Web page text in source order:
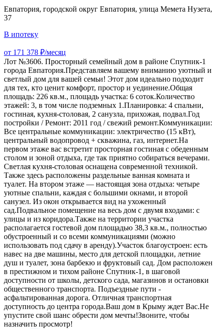
Евпатория, городской округ Евпатория, улица Мемета Нузета,
37
В ипотеку
от 171 378 ₽/месяц
Лот №3606. Просторный семейный дом в районе Спутник-1
города Евпатория.Представляем вашему вниманию уютный и
светлый дом для вашей семьи! Этот дом идеально подходит
для тех, кто ценит комфорт, простор и уединение.Общая
площадь: 226 кв.м., площадь участка: 6 соток.Количество
этажей: 3, в том числе подземных 1.Планировка: 4 спальни,
гостиная, кухня-столовая, 2 санузла, прихожая, подвал.Год
постройки / Ремонт: 2011 год / свежий ремонт.Коммуникации:
Все центральные коммуникации: электричество (15 кВт),
центральный водопровод + скважина, газ, интернет.На
первом этаже вас встретит просторная гостиная с обеденным
столом и зоной отдыха, где так приятно собираться вечерами.
Светлая кухня-столовая оснащена современной техникой.
Также здесь расположены раздельные ванная комната и
туалет. На втором этаже — настоящая зона отдыха: четыре
уютные спальни, каждая с большими окнами, и второй
санузел. Из окон открывается вид на ухоженный
сад.Подвальное помещение на весь дом с двумя входами: с
улицы и из коридора.Также на территории участка
располагается гостевой дом площадью 38,3 кв.м., полностью
обустроенный и со всеми коммуникациями (можно
использовать под сдачу в аренду).Участок благоустроен: есть
навес на две машины, место для детской площадки, летние
душ и туалет, зона барбекю и фруктовый сад. Дом расположен
в престижном и тихом районе Спутник-1, в шаговой
доступности от школы, детского сада, магазинов и остановки
общественного транспорта. Подъездные пути -
асфальтированная дорога. Отличная транспортная
доступность до центра города.Ваш дом в Крыму ждет Вас.Не
упустите свой шанс обрести дом мечты!Звоните, чтобы
назначить просмотр!